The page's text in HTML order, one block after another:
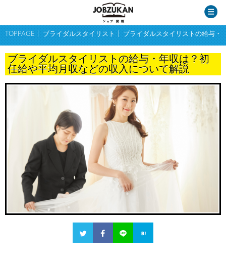
TOPPAGE ブライダルスタイリスト ブライダルスタイリストの給与・
ブライダルスタイリストの給与・年収は？初
任給や平均月収などの収入について解説